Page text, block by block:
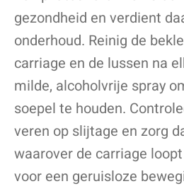
gezondheid en verdient
onderhoud. Reinig de
carriage en de lussen na
milde, alcoholvrije spray
soepel te houden.
veren op slijtage en zorg
waarover de carriage
voor een geruisloze